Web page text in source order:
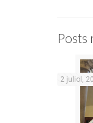
Posts
2 juliol,